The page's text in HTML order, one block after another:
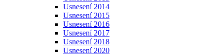
Usnesení 2014
Usnesení 2015
Usnesení 2016
Usnesení 2017
Usnesení 2018
Usnesení 2020